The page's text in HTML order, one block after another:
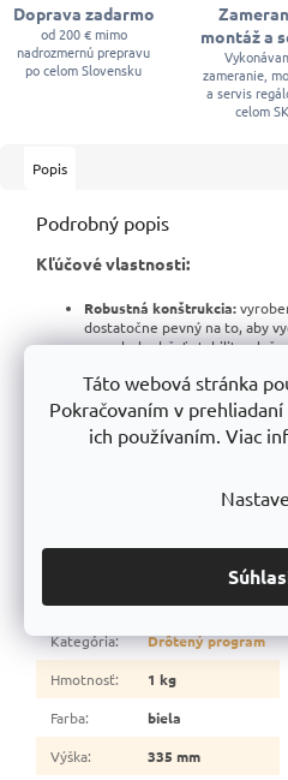
Táto webová stránka
Pokračovaním v
ich používaním. Viac
Doprava zadarmo
od 200 € mimo
nadrozmernú prepravu
po celom Slovensku
montáž a
zameranie,
a servis
celom SK
Popis
Podrobný popis
Kľúčové vlastnosti:
Robustná konštrukcia:
dostatočne pevný na to, aby
pomohol udržať stabilitu
predmetov, ktoré je potrebné
Natreté komaxitovou farbou
chráni pred koróziou a
pred opotrebovaním a
česká spoločnosť FEROPLAST
Kategória:
Drôtený program
Hmotnosť:
1 kg
Farba:
biela
Výška:
335 mm